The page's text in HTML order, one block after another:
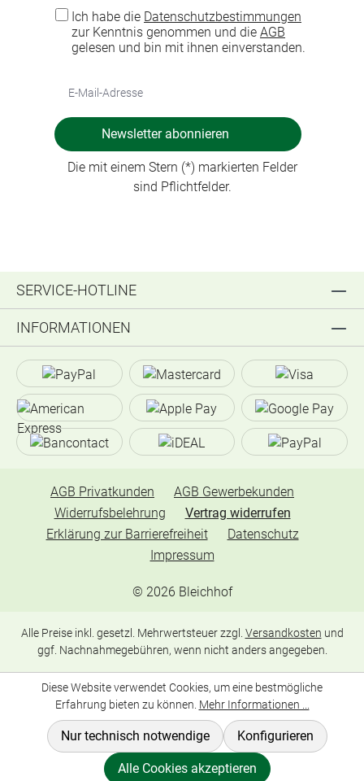
Ich habe die Datenschutzbestimmungen
zur Kenntnis genommen und die AGB
gelesen und bin mit ihnen einverstanden.
Newsletter abonnieren
Die mit einem Stern (*) markierten Felder
sind Pflichtfelder.
SERVICE-HOTLINE
INFORMATIONEN
© 2026 Bleichhof
AGB Privatkunden
AGB Gewerbekunden
Widerrufsbelehrung
Vertrag widerrufen
Erklärung zur Barrierefreiheit
Datenschutz
Impressum
Alle Preise inkl. gesetzl. Mehrwertsteuer zzgl. Versandkosten und
ggf. Nachnahmegebühren, wenn nicht anders angegeben.
Diese Website verwendet Cookies, um eine bestmögliche
Erfahrung bieten zu können. Mehr Informationen ...
Nur technisch notwendige Konfigurieren
Alle Cookies akzeptieren